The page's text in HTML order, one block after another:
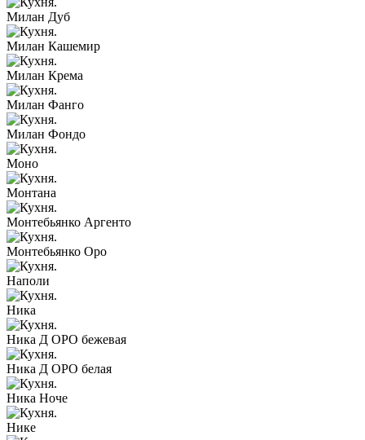
Милан Дуб
Милан Кашемир
Милан Крема
Милан Фанго
Милан Фондо
Моно
Монтана
Монтебьянко Аргенто
Монтебьянко Оро
Наполи
Ника
Ника Д ОРО бежевая
Ника Д ОРО белая
Ника Ноче
Нике